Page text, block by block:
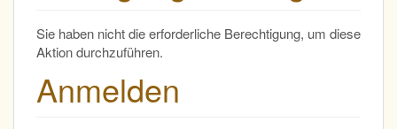
Sie haben nicht die erforderliche Berechtigung, um diese
Aktion durchzuführen.
Anmelden